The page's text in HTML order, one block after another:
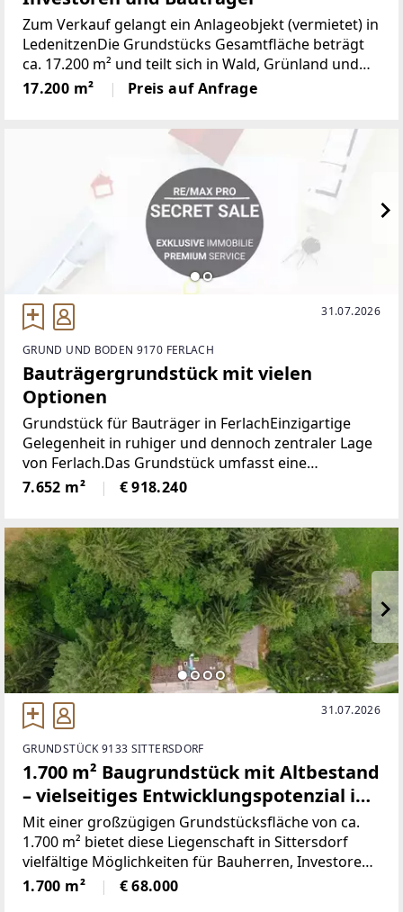
Zum Verkauf gelangt ein Anlageobjekt (vermietet) in
LedenitzenDie Grundstücks Gesamtfläche beträgt
ca. 17.200 m² und teilt sich in Wald, Grünland und
Bauland. Die Liegenschaft ist für Bauträger und
Investoren von Bedeutung, da die derzeitige
17.200 m² Preis auf Anfrage
31.07.2026
GRUND UND BODEN 9170 FERLACH
Bauträgergrundstück mit vielen
Optionen
Grundstück für Bauträger in FerlachEinzigartige
Gelegenheit in ruhiger und dennoch zentraler Lage
von Ferlach.Das Grundstück umfasst eine
Gesamtfläche von 7.652 m² und bietet vielfältige
Bebauungsmöglichkeiten – ideal für private oder
7.652 m² € 918.240
31.07.2026
GRUNDSTÜCK 9133 SITTERSDORF
1.700 m² Baugrundstück mit Altbestand
– vielseitiges Entwicklungspotenzial in
Sittersdorf
Mit einer großzügigen Grundstücksfläche von ca.
1.700 m² bietet diese Liegenschaft in Sittersdorf
vielfältige Möglichkeiten für Bauherren, Investoren
oder all jene, die ihren Wohntraum in naturnaher
Umgebung verwirklichen möchten.Auf dem
1.700 m² € 68.000